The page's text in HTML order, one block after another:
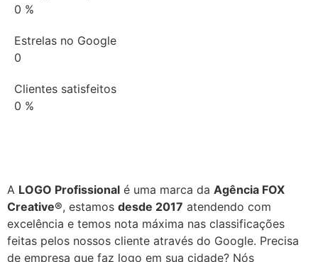
0 %
Estrelas no Google
0
Clientes satisfeitos
0 %
A LOGO Profissional é uma marca da Agência FOX
Creative®, estamos desde 2017 atendendo com
excelência e temos nota máxima nas classificações
feitas pelos nossos cliente através do Google. Precisa
de empresa que faz logo em sua cidade? Nós